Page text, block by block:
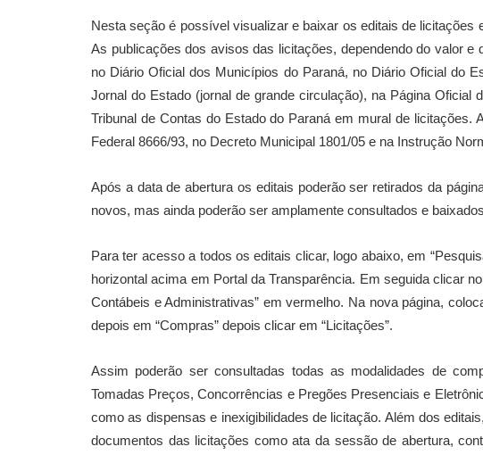
Nesta seção é possível visualizar e baixar os editais de licitações
As publicações dos avisos das licitações, dependendo do valor e
no Diário Oficial dos Municípios do Paraná, no Diário Oficial do
Jornal do Estado (jornal de grande circulação), na Página Oficial
Tribunal de Contas do Estado do Paraná em mural de licitações.
Federal 8666/93, no Decreto Municipal 1801/05 e na Instrução
Após a data de abertura os editais poderão ser retirados da
novos, mas ainda poderão ser amplamente consultados e
Para ter acesso a todos os editais clicar, logo abaixo, em
horizontal acima em Portal da Transparência. Em seguida clicar
Contábeis e Administrativas” em vermelho. Na nova página,
depois em “Compras” depois clicar em “Licitações”.
Assim poderão ser consultadas todas as modalidades de
Tomadas Preços, Concorrências e Pregões Presenciais e
como as dispensas e inexigibilidades de licitação. Além dos
documentos das licitações como ata da sessão de abertura,